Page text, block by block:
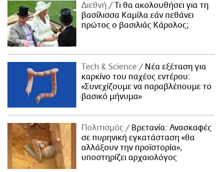
Διεθνή
Τι θα ακολουθήσει για τη
βασίλισσα Καμίλα εάν πεθάνει
πρώτος ο βασιλιάς Κάρολος;
Τech & Science
Νέα εξέταση για
καρκίνο του παχέος εντέρου:
«Συνεχίζουμε να παραβλέπουμε το
βασικό μήνυμα»
Πολιτισμός
Βρετανία: Ανασκαφές
σε πυρηνική εγκατάσταση «θα
αλλάξουν την προϊστορία»,
υποστηρίζει αρχαιολόγος